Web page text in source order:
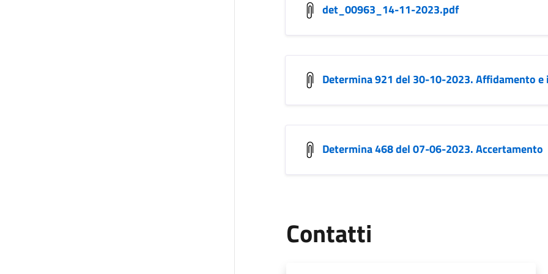
det_00963_14-11-2023.pdf
Determina 921 del 30-10-2023. Affidamento e
Determina 468 del 07-06-2023. Accertamento
Contatti